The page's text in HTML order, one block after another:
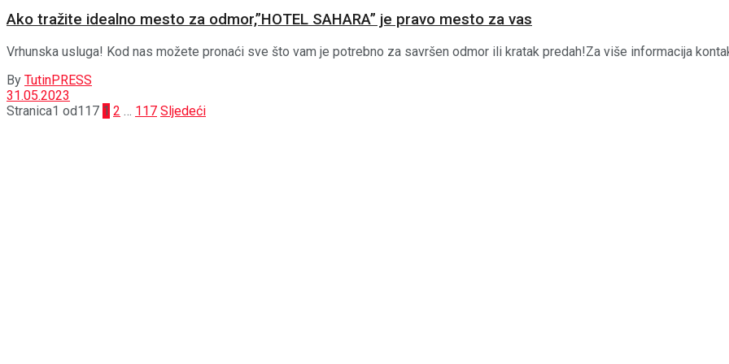
Ako tražite idealno mesto za odmor,”HOTEL SAHARA” je pravo mesto za vas
Vrhunska usluga! Kod nas možete pronaći sve što vam je potrebno za savršen odmor ili kratak predah!Za više informacija
By TutinPRESS
31.05.2023
Stranica1 od117 1 2 … 117 Sljedeći